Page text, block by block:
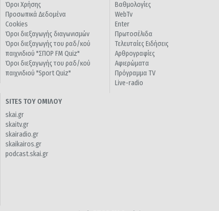
Όροι Χρήσης
Προσωπικά Δεδομένα
Cookies
Όροι διεξαγωγής διαγωνισμών
Όροι διεξαγωγής του ραδ/κού
παιχνιδιού "ΣΠΟΡ FM Quiz"
Όροι διεξαγωγής του ραδ/κού
παιχνιδιού "Sport Quiz"
Βαθμολογίες
WebTv
Enter
Πρωτοσέλιδα
Τελευταίες Ειδήσεις
Αρθρογραφίες
Αφιερώματα
Πρόγραμμα TV
Live-radio
SITES ΤΟΥ ΟΜΙΛΟΥ
skai.gr
skaitv.gr
skairadio.gr
skaikairos.gr
podcast.skai.gr